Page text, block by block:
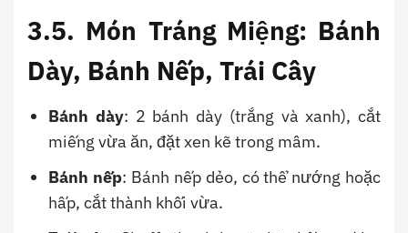
3.5. Món Tráng Miệng: Bánh
Dày, Bánh Nếp, Trái Cây
Bánh dày: 2 bánh dày (trắng và xanh), cắt
miếng vừa ăn, đặt xen kẽ trong mâm.
Bánh nếp: Bánh nếp dẻo, có thể nướng hoặc
hấp, cắt thành khối vừa.